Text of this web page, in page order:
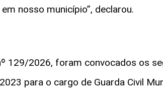
nosso município”, declarou.
129/2026, foram convocados os
para o cargo de Guarda Civil